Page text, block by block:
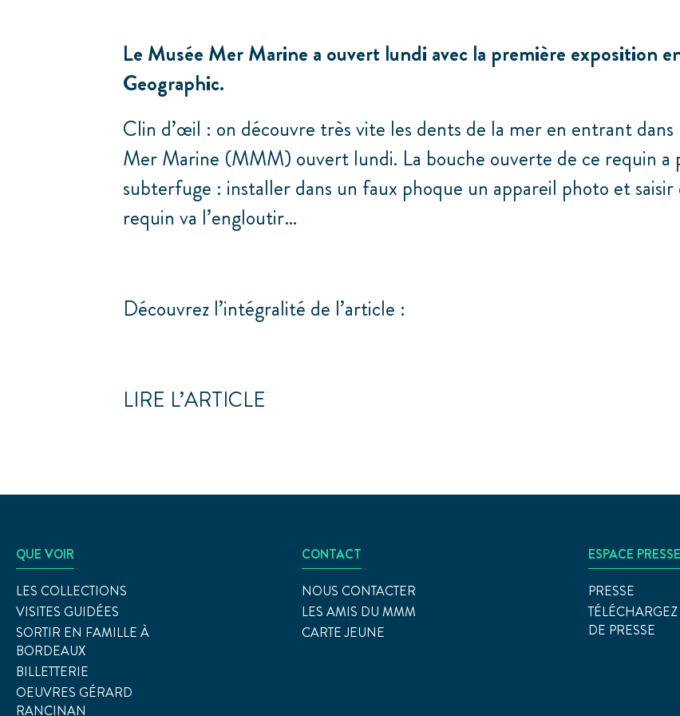
Le Musée Mer Marine a ouvert lundi avec la première exposition
Geographic.
Clin d’œil : on découvre très vite les dents de la mer en entrant
Mer Marine (MMM) ouvert lundi. La bouche ouverte de ce requin a
subterfuge : installer dans un faux phoque un appareil photo et
requin va l’engloutir…
Découvrez l’intégralité de l’article :
LIRE L’ARTICLE
QUE VOIR
LES COLLECTIONS
VISITES GUIDÉES
SORTIR EN FAMILLE À
BORDEAUX
BILLETTERIE
OEUVRES GÉRARD
RANCINAN
CONTACT
NOUS CONTACTER
LES AMIS DU MMM
CARTE JEUNE
ESPACE PRESSE
PRESSE
DE PRESSE